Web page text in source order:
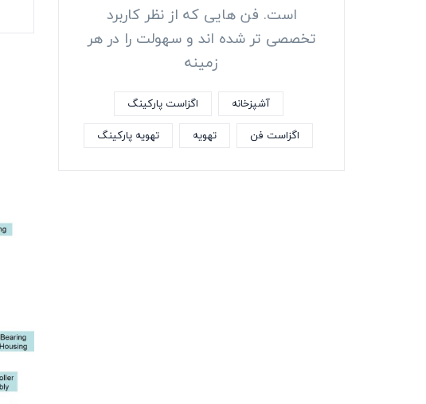
است. فن هایی که از نظر کاربرد
تخصصی تر شده اند و سهولت را در هر
زمینه
آشپزخانه
اگزاست پارکینگ
اگزاست فن
تهویه تهویه پارکینگ